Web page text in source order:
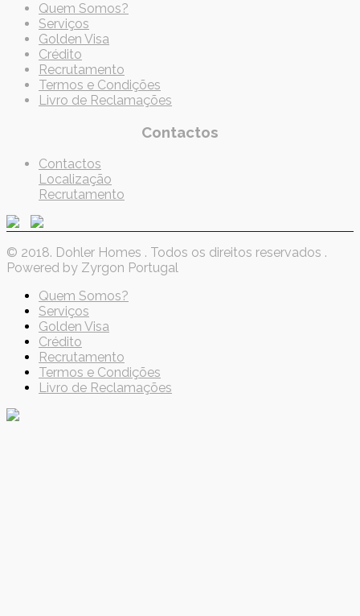
Quem Somos?
Serviços
Golden Visa
Crédito
Recrutamento
Termos e Condições
Livro de Reclamações
Contactos
Contactos
Localização
Recrutamento
© 2018. Dohler Homes . Todos os direitos reservados .
Powered by Zyrgon Portugal
Quem Somos?
Serviços
Golden Visa
Crédito
Recrutamento
Termos e Condições
Livro de Reclamações